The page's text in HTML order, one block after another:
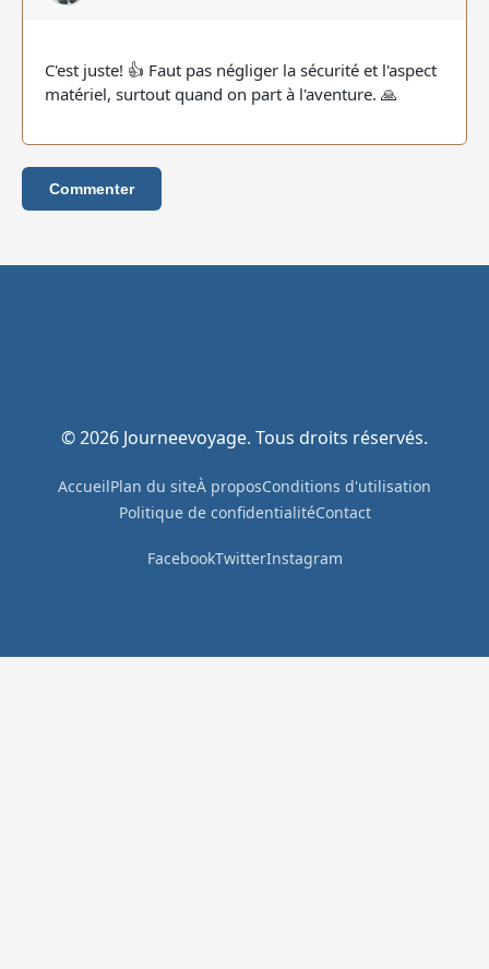
C'est juste! 👍 Faut pas négliger la sécurité et l'aspect
matériel, surtout quand on part à l'aventure. 🙏
Commenter
© 2026 Journeevoyage. Tous droits réservés.
AccueilPlan du siteÀ proposConditions d'utilisation
Politique de confidentialitéContact
FacebookTwitterInstagram